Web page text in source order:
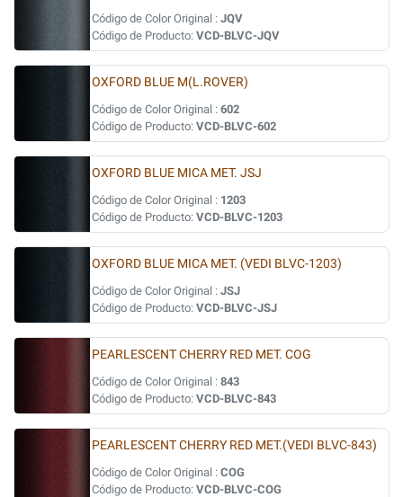
Código de Color Original : JQV
Código de Producto: VCD-BLVC-JQV
OXFORD BLUE M(L.ROVER)
Código de Color Original : 602
Código de Producto: VCD-BLVC-602
OXFORD BLUE MICA MET. JSJ
Código de Color Original : 1203
Código de Producto: VCD-BLVC-1203
OXFORD BLUE MICA MET. (VEDI BLVC-1203)
Código de Color Original : JSJ
Código de Producto: VCD-BLVC-JSJ
PEARLESCENT CHERRY RED MET. COG
Código de Color Original : 843
Código de Producto: VCD-BLVC-843
PEARLESCENT CHERRY RED MET.(VEDI BLVC-843)
Código de Color Original : COG
Código de Producto: VCD-BLVC-COG